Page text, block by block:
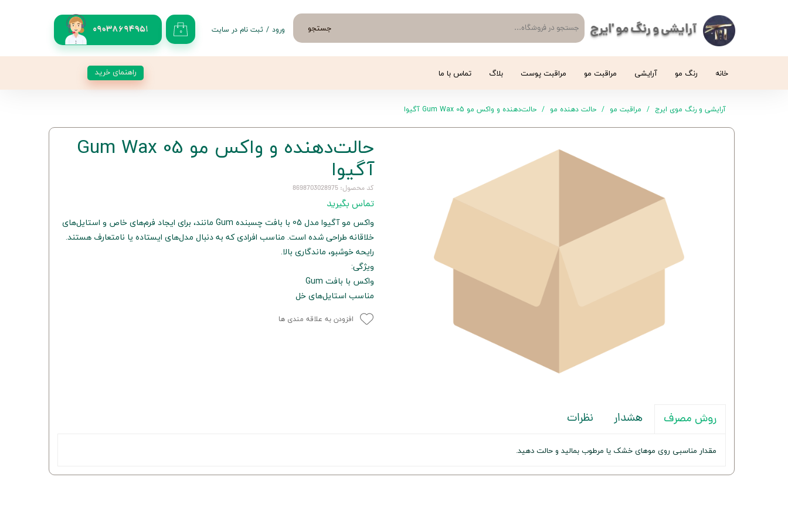
آرایشی و رنگ مو 'ایرج 09038694951 جستجو ۰ ورود / ثبت نام در سایت
خانه رنگ مو آرایشی مراقبت مو مراقبت پوست بلاگ تماس با ما راهنمای خرید
آرایشی و رنگ موی ایرج مراقبت مو حالت دهنده مو حالت‌دهنده و واکس مو 05 Gum Wax آگیوا
حالت‌دهنده و واکس مو 05 Gum Wax
آگیوا
کد محصول: 8698703028975
تماس بگیرید
واکس مو آگیوا مدل 05 با بافت چسبنده Gum مانند، برای ایجاد فرم‌های خاص و استایل‌های
خلاقانه طراحی شده است. مناسب افرادی که به دنبال مدل‌های ایستاده یا نامتعارف هستند.
رایحه خوشبو، ماندگاری بالا.
ویژگی:
واکس با بافت Gum
مناسب استایل‌های خل
افزودن به علاقه مندی ها
روش مصرف هشدار نظرات
مقدار مناسبی روی موهای خشک یا مرطوب بمالید و حالت دهید.